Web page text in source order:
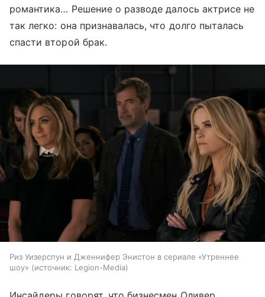
романтика… Решение о разводе далось актрисе не
так легко: она признавалась, что долго пыталась
спасти второй брак.
Риз Уизерспун и Дженнифер Энистон в сериале «Утреннее
шоу»
источник: Legion-Media